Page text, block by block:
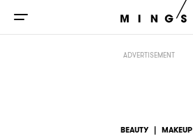
ADVERTISEMENT
BEAUTY | MAKEUP
美化後的過往是否存在 ？